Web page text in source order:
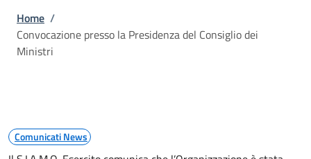
Briciole di pane
Home /
Convocazione presso la Presidenza del Consiglio dei
Ministri
Comunicati News